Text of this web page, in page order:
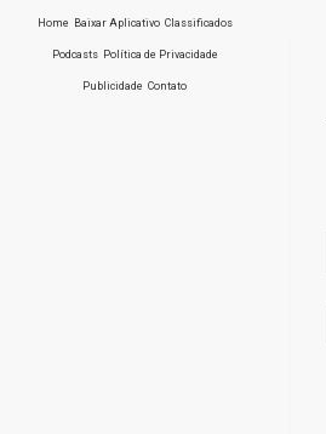
Home Baixar Aplicativo Classificados
Podcasts Política de Privacidade
Publicidade Contato